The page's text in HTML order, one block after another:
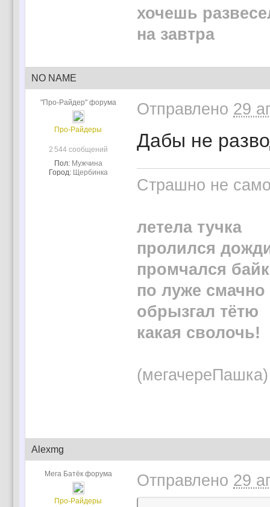
хочешь
на завтра
NO NAME
"Про-Райдер" форума
Про-Райдеры
2 544 сообщений
Пол: Мужчина
Город: Щербинка
Отправлено 29
Дабы не
Страшно не
летела тучка
пролился
промчался
по луже смачно
обрызгал тётю
какая сволочь!
(мегачереПашка)
Alexmg
Мега Батёк форума
Про-Райдеры
Отправлено 29